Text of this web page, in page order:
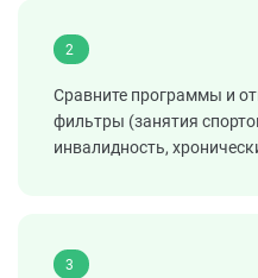
2
Сравните программы и
фильтры (занятия
инвалидность,
3